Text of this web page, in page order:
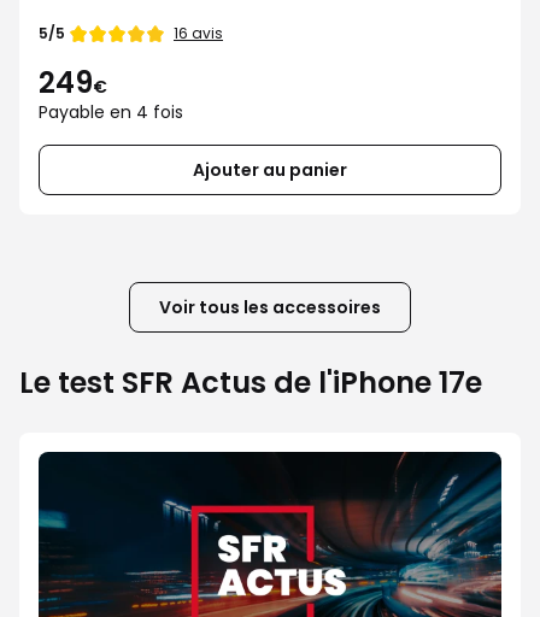
Note
5/5 16 avis
249€
Payable en 4 fois
Ajouter au panier
Voir tous les accessoires
Le test SFR Actus de l'iPhone 17e